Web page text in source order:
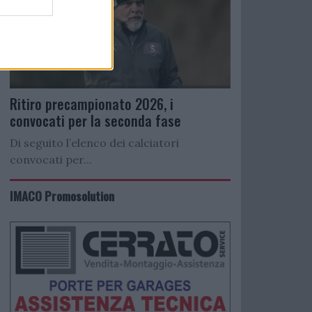
Ritiro precampionato 2026, i
convocati per la seconda fase
Di seguito l’elenco dei calciatori
convocati per...
IMACO Promosolution